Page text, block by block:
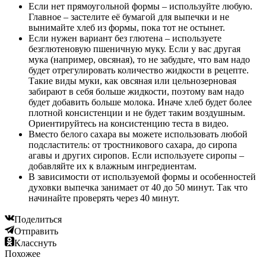
Если нет прямоугольной формы – используйте любую.
Главное – застелите её бумагой для выпечки и не
вынимайте хлеб из формы, пока тот не остынет.
Если нужен вариант без глютена – используете
безглютеновую пшеничную муку. Если у вас другая
мука (например, овсяная), то не забудьте, что вам надо
будет отрегулировать количество жидкости в рецепте.
Такие виды муки, как овсяная или цельнозерновая
забирают в себя больше жидкости, поэтому вам надо
будет добавить больше молока. Иначе хлеб будет более
плотной консистенции и не будет таким воздушным.
Ориентируйтесь на консистенцию теста в видео.
Вместо белого сахара вы можете использовать любой
подсластитель: от тростникового сахара, до сиропа
агавы и других сиропов. Если используете сиропы –
добавляйте их к влажным ингредиентам.
В зависимости от используемой формы и особенностей
духовки выпечка занимает от 40 до 50 минут. Так что
начинайте проверять через 40 минут.
Поделиться
Отправить
Класснуть
Похожее